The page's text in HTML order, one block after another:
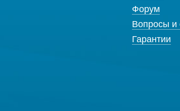
Форум
Вопросы и
Гарантии